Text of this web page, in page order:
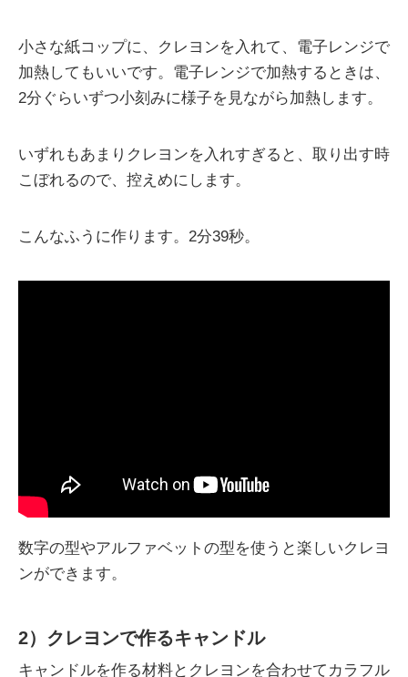
小さな紙コップに、クレヨンを入れて、電子レンジで
加熱してもいいです。電子レンジで加熱するときは、
2分ぐらいずつ小刻みに様子を見ながら加熱します。
いずれもあまりクレヨンを入れすぎると、取り出す時
こぼれるので、控えめにします。
こんなふうに作ります。2分39秒。
数字の型やアルファベットの型を使うと楽しいクレヨ
ンができます。
2）クレヨンで作るキャンドル
キャンドルを作る材料とクレヨンを合わせてカラフル